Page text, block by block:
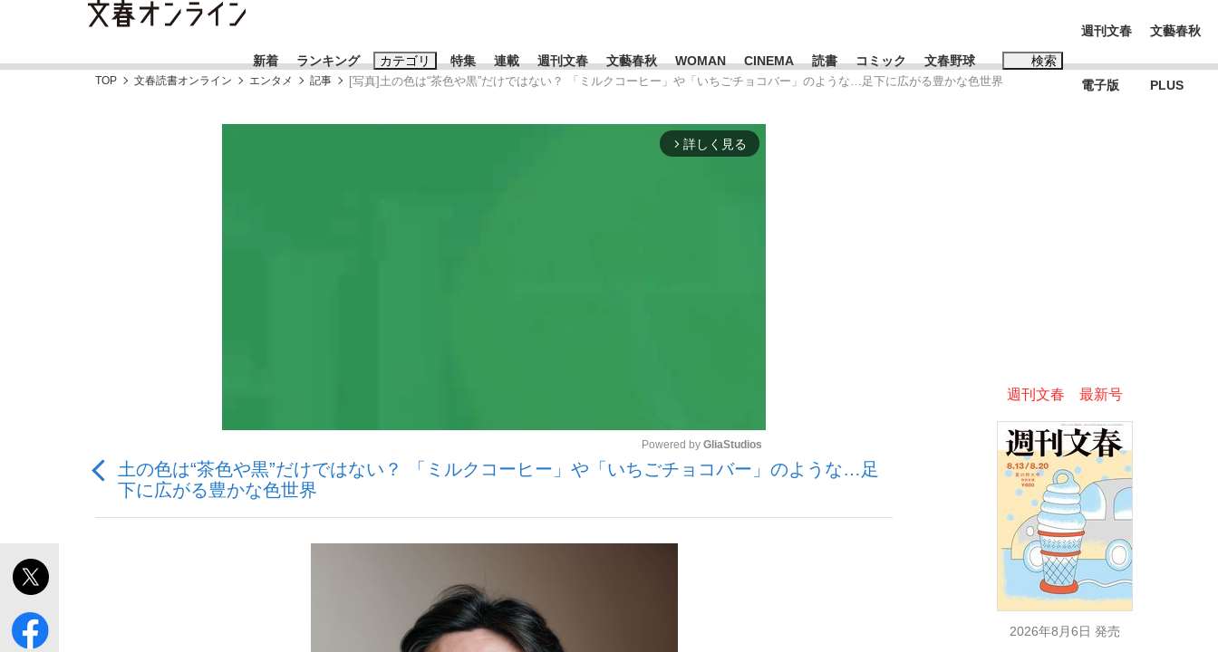
新着 ランキング カテゴリ
「クマが悪者扱いされているのが悲しい」『北の国から』倉本聰氏（91...
特集
いまさら聞けない資産運用のすべて
連載 週刊文春 文藝春秋 WOMAN CINEMA 読書 コミック 文春野球 検索
週刊文春
電子版
文藝春秋
PLUS
TOP 文春読書オンライン エンタメ 記事 [写真]土の色は“茶色や黒”だけではない？ 「ミルクコーヒー」や「いちごチョコバー」のような…足下に広がる豊かな色世界
arrow_forward_ios 詳しく見る
Powered by GliaStudios
土の色は“茶色や黒”だけではない？ 「ミルクコーヒー」や「いちごチョコバー」のような…足
下に広がる豊かな色世界
週刊文春 最新号
2026年8月6日 発売